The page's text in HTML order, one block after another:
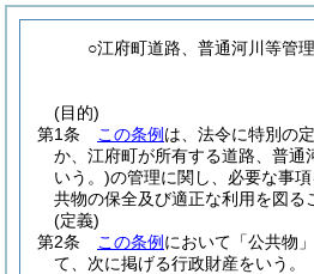
○江府町道路、普通河川等管
(目的)
第1条
この条例 は、法令に特別の
か、江府町が所有する道路、普通
いう。)の管理に関し、必要な事
共物の保全及び適正な利用を図る
(定義)
第2条
この条例 において「公共物
て、次に掲げる行政財産をいう。